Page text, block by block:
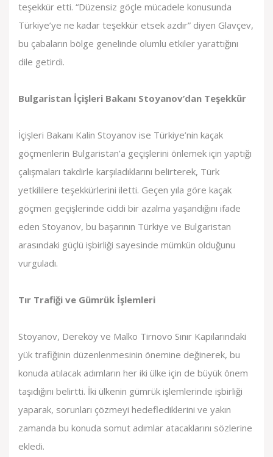
teşekkür etti. “Düzensiz göçle mücadele konusunda
Türkiye’ye ne kadar teşekkür etsek azdır” diyen Glavçev,
bu çabaların bölge genelinde olumlu etkiler yarattığını
dile getirdi.
Bulgaristan İçişleri Bakanı Stoyanov’dan Teşekkür
İçişleri Bakanı Kalin Stoyanov ise Türkiye’nin kaçak
göçmenlerin Bulgaristan’a geçişlerini önlemek için yaptığı
çalışmaları takdirle karşıladıklarını belirterek, Türk
yetkililere teşekkürlerini iletti. Geçen yıla göre kaçak
göçmen geçişlerinde ciddi bir azalma yaşandığını ifade
eden Stoyanov, bu başarının Türkiye ve Bulgaristan
arasındaki güçlü işbirliği sayesinde mümkün olduğunu
vurguladı.
Tır Trafiği ve Gümrük İşlemleri
Stoyanov, Dereköy ve Malko Tirnovo Sınır Kapılarındaki
yük trafiğinin düzenlenmesinin önemine değinerek, bu
konuda atılacak adımların her iki ülke için de büyük önem
taşıdığını belirtti. İki ülkenin gümrük işlemlerinde işbirliği
yaparak, sorunları çözmeyi hedeflediklerini ve yakın
zamanda bu konuda somut adımlar atacaklarını sözlerine
ekledi.